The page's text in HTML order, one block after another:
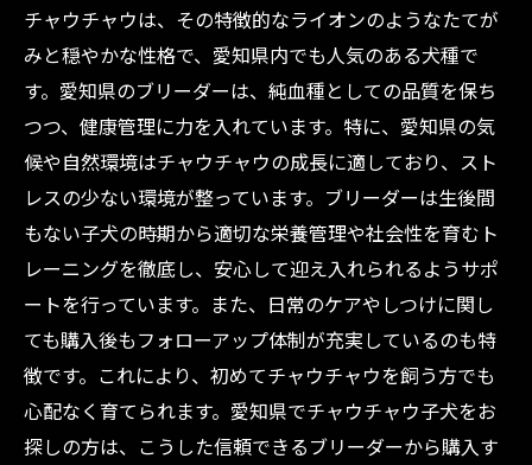
チャウチャウは、その特徴的なライオンのようなたてが
みと穏やかな性格で、愛知県内でも人気のある犬種で
す。愛知県のブリーダーは、純血種としての品質を保ち
つつ、健康管理に力を入れています。特に、愛知県の気
候や自然環境はチャウチャウの成長に適しており、スト
レスの少ない環境が整っています。ブリーダーは生後間
もない子犬の時期から適切な栄養管理や社会性を育むト
レーニングを徹底し、安心して迎え入れられるようサポ
ートを行っています。また、日常のケアやしつけに関し
ても購入後もフォローアップ体制が充実しているのも特
徴です。これにより、初めてチャウチャウを飼う方でも
心配なく育てられます。愛知県でチャウチャウ子犬をお
探しの方は、こうした信頼できるブリーダーから購入す